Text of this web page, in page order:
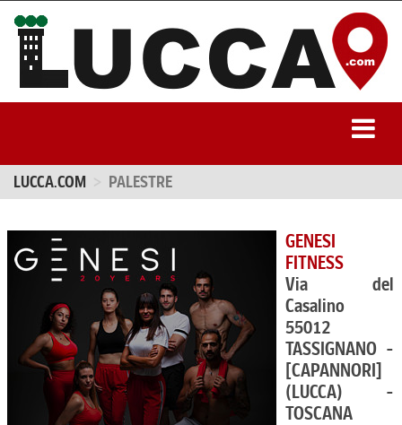
LUCCA.COM PALESTRE
GENESI
FITNESS
Via del
Casalino
55012
TASSIGNANO -
[CAPANNORI]
(LUCCA) -
TOSCANA